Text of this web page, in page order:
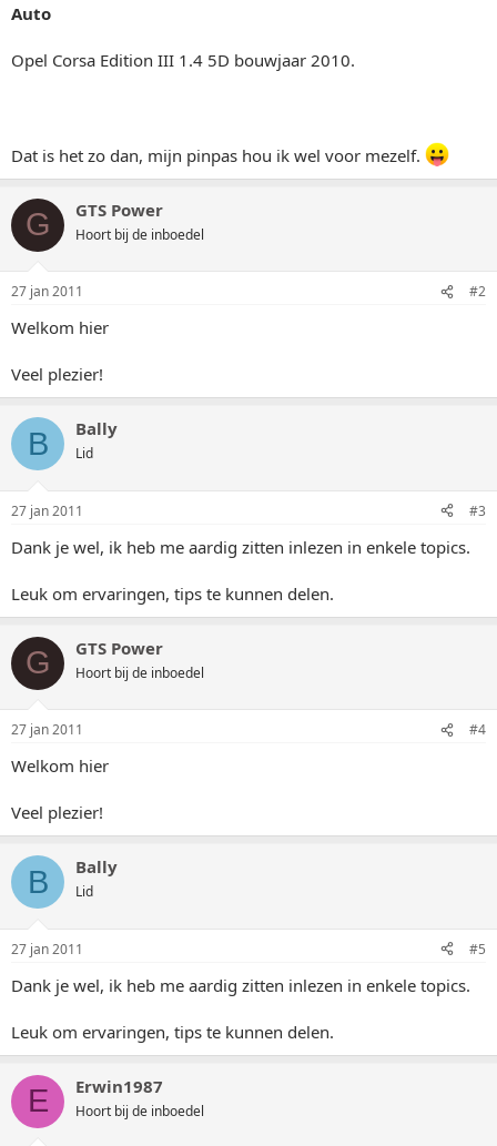
Auto
Opel Corsa Edition III 1.4 5D bouwjaar 2010.
Dat is het zo dan, mijn pinpas hou ik wel voor mezelf.
G GTS Power
Hoort bij de inboedel
27 jan 2011 #2
Welkom hier
Veel plezier!
B Bally
Lid
27 jan 2011 #3
Dank je wel, ik heb me aardig zitten inlezen in enkele topics.
Leuk om ervaringen, tips te kunnen delen.
G GTS Power
Hoort bij de inboedel
27 jan 2011 #4
Welkom hier
Veel plezier!
B Bally
Lid
27 jan 2011 #5
Dank je wel, ik heb me aardig zitten inlezen in enkele topics.
Leuk om ervaringen, tips te kunnen delen.
E Erwin1987
Hoort bij de inboedel